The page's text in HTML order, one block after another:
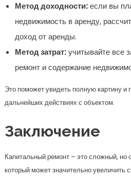
Метод доходности:если вы
недвижимость в аренду,
доход от аренды.
Метод затрат:учитывайте все
ремонт и содержание
Это поможет увидеть полную картину и
дальнейших действиях с объектом.
Заключение
Капитальный ремонт – это сложный, но
который может значительно увеличить